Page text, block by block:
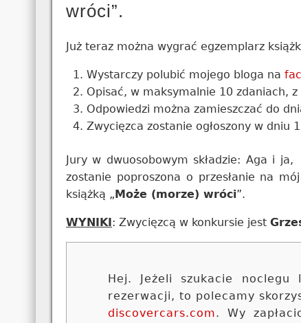
wróci”.
Już teraz można wygrać egzemplarz
Wystarczy polubić mojego bloga na
Opisać, w maksymalnie 10 zdaniach,
Odpowiedzi można zamieszczać do
Zwycięzca zostanie ogłoszony w dniu
Jury w dwuosobowym składzie: Aga i
zostanie poproszona o przesłanie na
książką „ Może (morze) wróci”.
WYNIKI : Zwycięzcą w konkursie jest
Hej. Jeżeli szukacie
rezerwacji, to polecamy
discovercars.com. Wy